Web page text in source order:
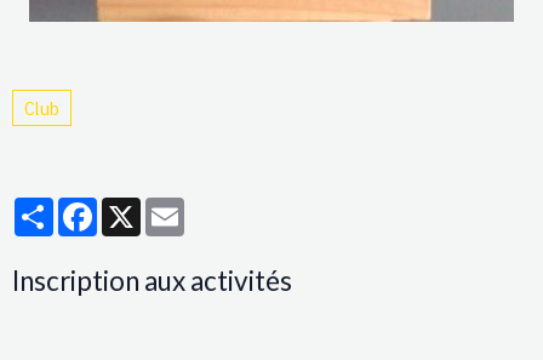
Club
PartagerFacebook
X
Inscription aux activités